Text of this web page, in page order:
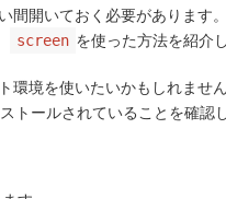
間開いておく必要があります
screen を使った方法を紹介
環境を使いたいかもしれませ
トールされていることを確認